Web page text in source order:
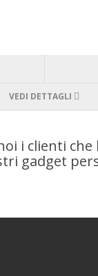
VEDI DETTAGLI
i clienti
gadget